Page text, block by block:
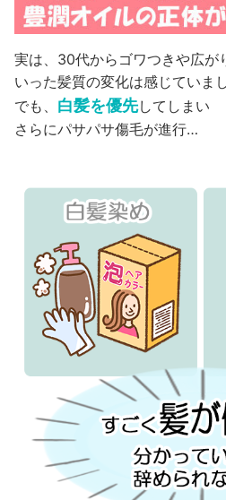
実は、30代からゴワつきや広が
いった髪質の変化は感じていまし
でも、 白髪を優先してしまい
さらにパサパサ傷毛が進行…